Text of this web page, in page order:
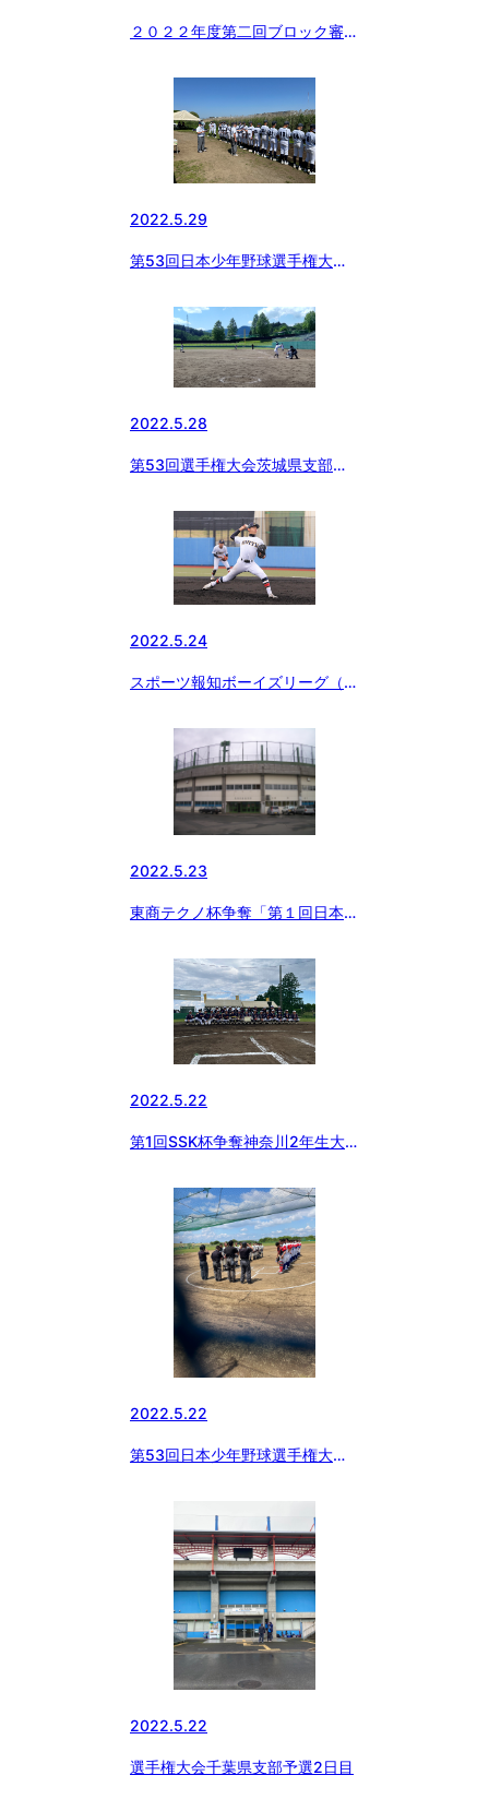
２０２２年度第二回ブロック審判
2022.5.29
第53回日本少年野球選手権大会
2022.5.28
第53回選手権大会茨城県支部予
2022.5.24
スポーツ報知ボーイズリーグ（東
2022.5.23
東商テクノ杯争奪「第１回日本少
2022.5.22
第1回SSK杯争奪神奈川2年生大
2022.5.22
第53回日本少年野球選手権大会
2022.5.22
選手権大会千葉県支部予選2日目